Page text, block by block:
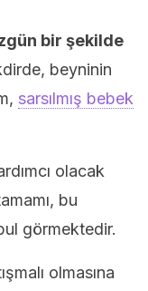
bir şekilde
beyninin
sarsılmış bebek
olacak
bu
görmektedir.
olmasına